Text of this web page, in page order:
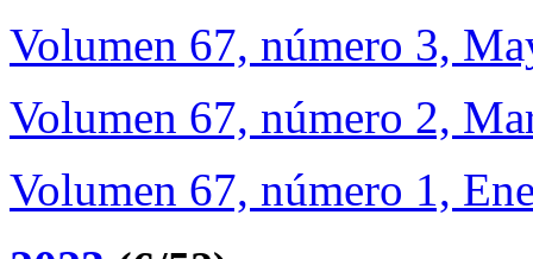
Volumen 67, número 3,
Volumen 67, número 2,
Volumen 67, número 1,